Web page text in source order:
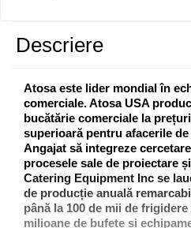
Descriere
Atosa este lider mondial în
comerciale. Atosa USA
bucătărie comerciale la
superioară pentru afacerile
Angajat să integreze
procesele sale de proiectare
Catering Equipment Inc se
de producție anuală
până la 100 de mii de
milioane de bufete și